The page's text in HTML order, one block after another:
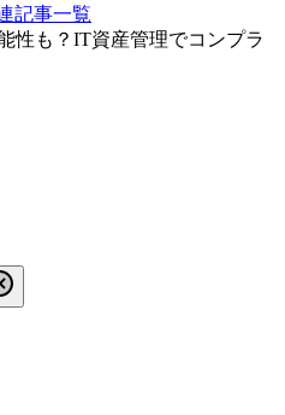
記事一覧
性も？IT資産管理でコンプラ